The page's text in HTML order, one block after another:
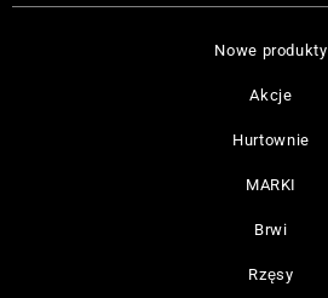
Nowe produkty
Akcje
Hurtownie
MARKI
Brwi
Rzęsy